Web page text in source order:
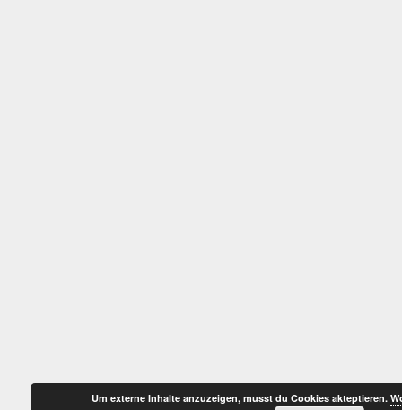
Um externe Inhalte anzuzeigen, musst du Cookies akteptieren.